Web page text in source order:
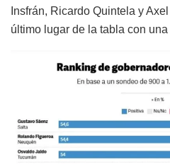
Insfrán, Ricardo Quintela y
último lugar de la tabla con